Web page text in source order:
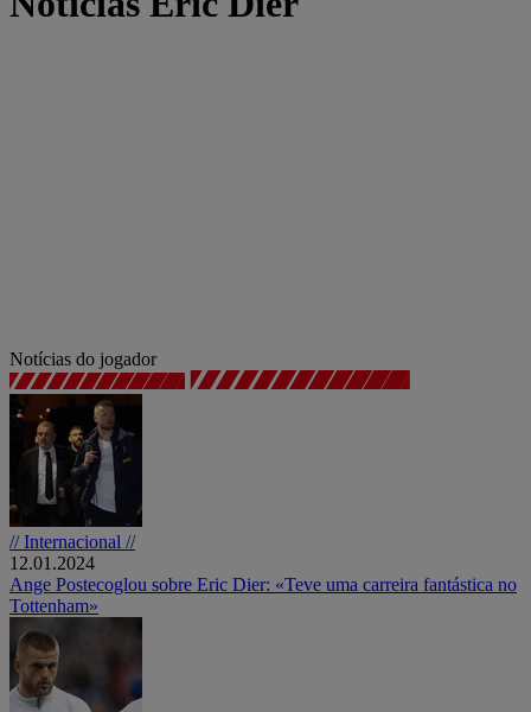
Notícias do jogador
// Internacional //
12.01.2024
Ange Postecoglou sobre Eric Dier: «Teve uma carreira fantástica no
Tottenham»